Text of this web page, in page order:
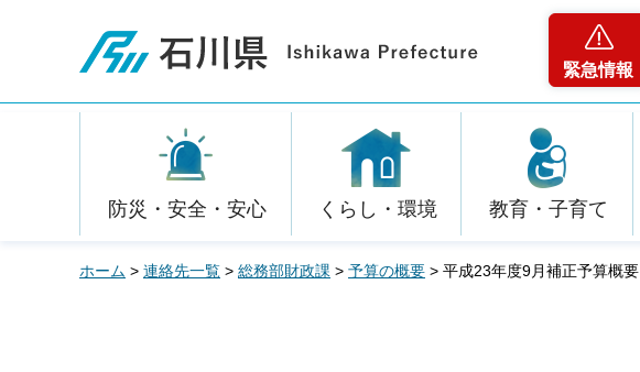
石川県
緊急情報
防災・安全・安心 くらし・環境 教育・子育て
ホーム > 連絡先一覧 > 総務部財政課 > 予算の概要 > 平成23年度9月補正予算概要